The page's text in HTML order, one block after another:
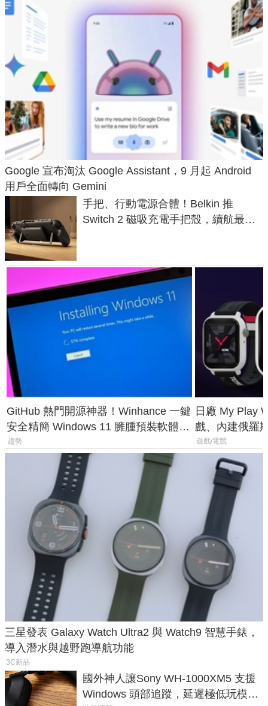
Google 宣布淘汰 Google Assistant，9 月起 Android
用戶全面轉向 Gemini
手把、行動電源合體！Belkin 推
Switch 2 磁吸充電手把殼，續航最高
GitHub 熱門開源神器！Winhance 一鍵
安全精簡 Windows 11 臃腫預裝軟體與
後台追蹤
趨勢
日廠 My Play
戲、內建俄羅
過竟然不能連
遊戲/電競
三星發表 Galaxy Watch Ultra2 與 Watch9 智慧手錶，
導入潛水與越野跑導航功能
3C新品
國外神人讓Sony WH-1000XM5 支援
Windows 頭部追蹤，延遲極低玩模擬